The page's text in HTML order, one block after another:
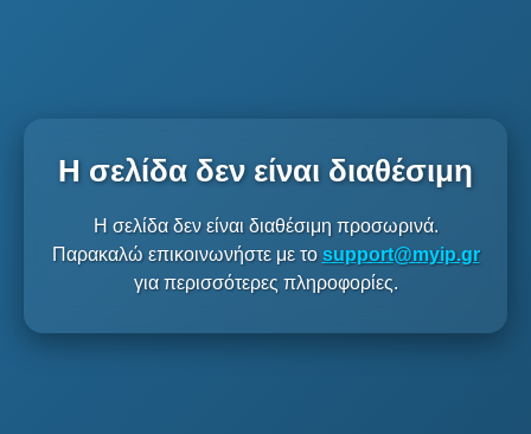
Η σελίδα δεν είναι διαθέσιμη
Η σελίδα δεν είναι διαθέσιμη προσωρινά.
Παρακαλώ επικοινωνήστε με το support@myip.gr
για περισσότερες πληροφορίες.